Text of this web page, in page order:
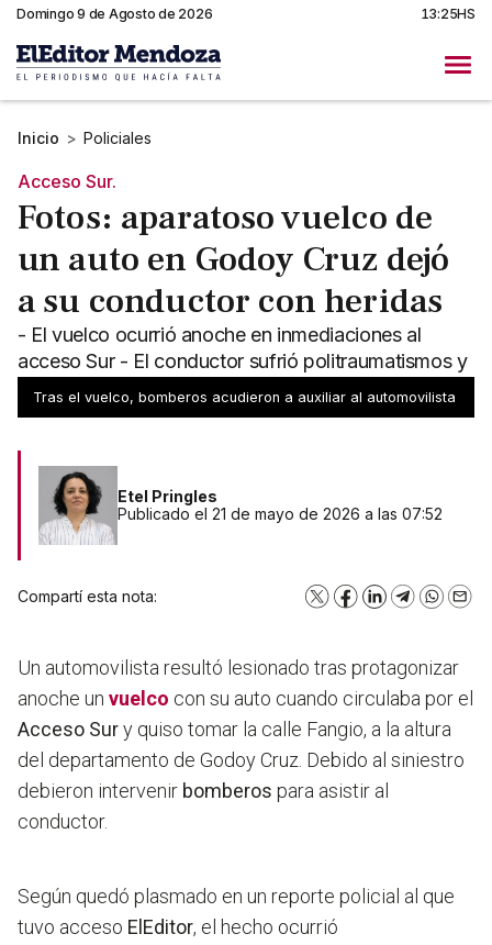
Domingo 9 de Agosto de 2026 13:25HS
Inicio > Policiales
Acceso Sur.
Fotos: aparatoso vuelco de
un auto en Godoy Cruz dejó
a su conductor con heridas
- El vuelco ocurrió anoche en inmediaciones al
acceso Sur - El conductor sufrió politraumatismos y
el dosaje de alcohol dio negativo
Tras el vuelco, bomberos acudieron a auxiliar al automovilista
Etel Pringles
Publicado el 21 de mayo de 2026 a las 07:52
Compartí esta nota: X Facebook
LinkedInTelegram
Un automovilista resultó lesionado tras protagonizar
anoche un vuelco con su auto cuando circulaba por el
Acceso Sury quiso tomar la calle Fangio, a la altura
del departamento de Godoy Cruz. Debido al siniestro
debieron intervenir bomberos para asistir al
conductor.
Según quedó plasmado en un reporte policial al que
tuvo acceso ElEditor, el hecho ocurrió